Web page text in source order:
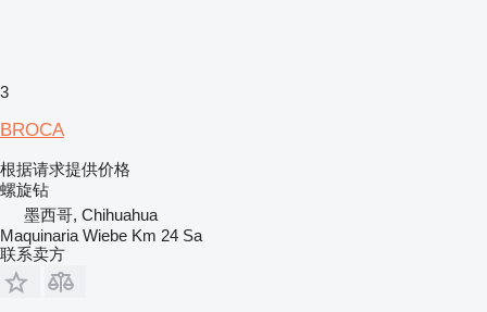
3
BROCA
根据请求提供价格
螺旋钻
墨西哥, Chihuahua
Maquinaria Wiebe Km 24 Sa
联系卖方